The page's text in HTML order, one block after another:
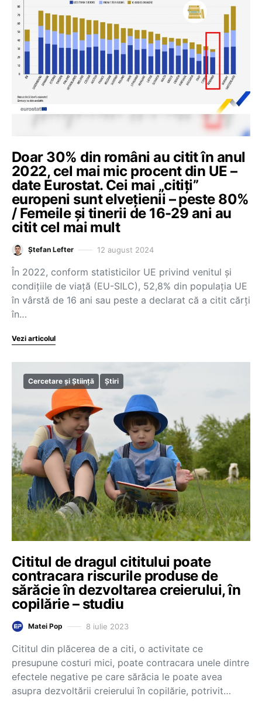
Doar 30% din români au citit în anul
2022, cel mai mic procent din UE –
date Eurostat. Cei mai „citiți”
europeni sunt elvețienii – peste 80%
/ Femeile și tinerii de 16-29 ani au
citit cel mai mult
Ștefan Lefter 12 august 2024
În 2022, conform statisticilor UE privind venitul și
condițiile de viață (EU-SILC), 52,8% din populația UE
în vârstă de 16 ani sau peste a declarat că a citit cărți
în…
Vezi articolul
Cercetare și Știință Știri
Cititul de dragul cititului poate
contracara riscurile produse de
sărăcie în dezvoltarea creierului, în
copilărie – studiu
Matei Pop 8 iulie 2023
Cititul din plăcerea de a citi, o activitate ce
presupune costuri mici, poate contracara unele dintre
efectele negative pe care sărăcia le poate avea
asupra dezvoltării creierului în copilărie, potrivit…